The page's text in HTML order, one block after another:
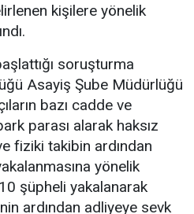
kişilere yönelik
soruşturma
Asayiş Şube Müdürlüğü
bazı cadde ve
parası alarak haksız
fiziki takibin ardından
yönelik
şüpheli yakalanarak
ardından adliyeye sevk